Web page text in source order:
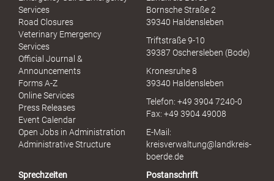
s
Services
Road Closures
Veterinary Emergency
Services
Official Journal &
Announcements
Forms A-Z
Online Services
Press Releases
Event Calendar
Open Jobs in Administration
Administrative Structure
Bornsche Straße 2
39340 Haldensleben
Triftstraße 9-10
39387 Oschersleben (Bode)
Kronesruhe 8
39340 Haldensleben
Telefon: +49 3904 7240-0
Fax: +49 3904 49008
E-Mail:
kreisverwaltung@landkreis-
boerde.de
Sprechzeiten
Postanschrift